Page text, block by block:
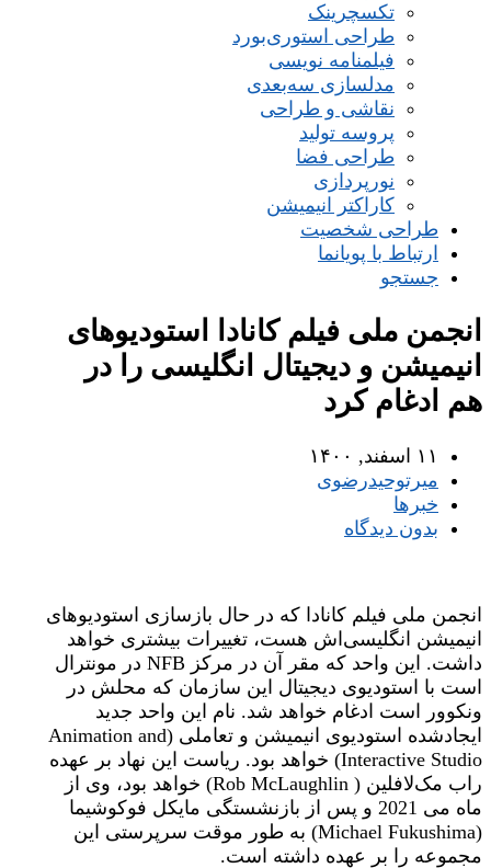
تکسچرینک
طراحی استوری‌بورد
فیلمنامه نویسی
مدلسازی سه‌بعدی
نقاشی و طراحی
پروسه تولید
طراحی فضا
نورپردازی
کاراکتر انیمیشن
طراحی شخصیت
ارتباط با پویانما
جستجو
انجمن ملی فیلم کانادا استودیوهای
انیمیشن و دیجیتال انگلیسی را در
هم ادغام کرد
۱۱ اسفند, ۱۴۰۰
میر‌توحیدرضوی
خبرها
بدون دیدگاه
انجمن ملی فیلم کانادا که در حال بازسازی استودیوهای
انیمیشن انگلیسی‌اش هست، تغییرات بیشتری خواهد
داشت. این واحد که مقر آن در مرکز NFB در مونترال
است با استودیوی دیجیتال این سازمان که محلش در
ونکوور است ادغام خواهد شد. نام این واحد جدید
ایجادشده استودیوی انیمیشن و تعاملی (Animation and
Interactive Studio) خواهد بود. ریاست این نهاد بر عهده
راب مک‌لافلین ( Rob McLaughlin) خواهد بود، وی از
ماه می 2021 و پس از بازنشستگی مایکل فوکوشیما
(Michael Fukushima) به طور موقت سرپرستی این
مجموعه را بر عهده داشته است.